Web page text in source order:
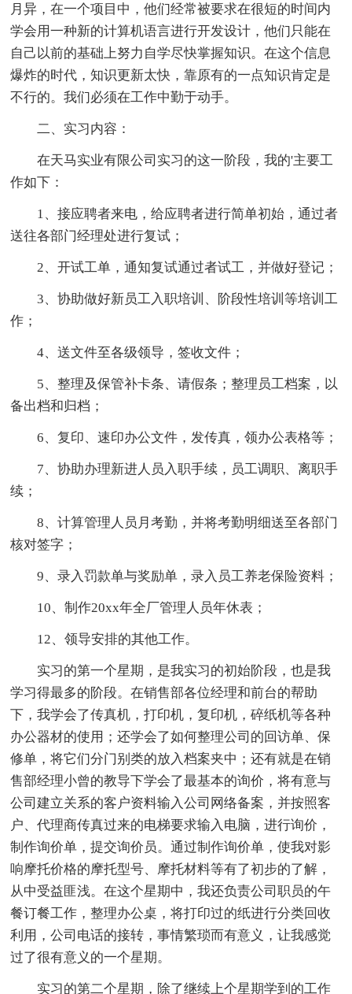
月异，在一个项目中，他们经常被要求在很短的时间内
学会用一种新的计算机语言进行开发设计，他们只能在
自己以前的基础上努力自学尽快掌握知识。在这个信息
爆炸的时代，知识更新太快，靠原有的一点知识肯定是
不行的。我们必须在工作中勤于动手。
二、实习内容：
在天马实业有限公司实习的这一阶段，我的'主要工
作如下：
1、接应聘者来电，给应聘者进行简单初始，通过者
送往各部门经理处进行复试；
2、开试工单，通知复试通过者试工，并做好登记；
3、协助做好新员工入职培训、阶段性培训等培训工
作；
4、送文件至各级领导，签收文件；
5、整理及保管补卡条、请假条；整理员工档案，以
备出档和归档；
6、复印、速印办公文件，发传真，领办公表格等；
7、协助办理新进人员入职手续，员工调职、离职手
续；
8、计算管理人员月考勤，并将考勤明细送至各部门
核对签字；
9、录入罚款单与奖励单，录入员工养老保险资料；
10、制作20xx年全厂管理人员年休表；
12、领导安排的其他工作。
实习的第一个星期，是我实习的初始阶段，也是我
学习得最多的阶段。在销售部各位经理和前台的帮助
下，我学会了传真机，打印机，复印机，碎纸机等各种
办公器材的使用；还学会了如何整理公司的回访单、保
修单，将它们分门别类的放入档案夹中；还有就是在销
售部经理小曾的教导下学会了最基本的询价，将有意与
公司建立关系的客户资料输入公司网络备案，并按照客
户、代理商传真过来的电梯要求输入电脑，进行询价，
制作询价单，提交询价员。通过制作询价单，使我对影
响摩托价格的摩托型号、摩托材料等有了初步的了解，
从中受益匪浅。在这个星期中，我还负责公司职员的午
餐订餐工作，整理办公桌，将打印过的纸进行分类回收
利用，公司电话的接转，事情繁琐而有意义，让我感觉
过了很有意义的一个星期。
实习的第二个星期，除了继续上个星期学到的工作